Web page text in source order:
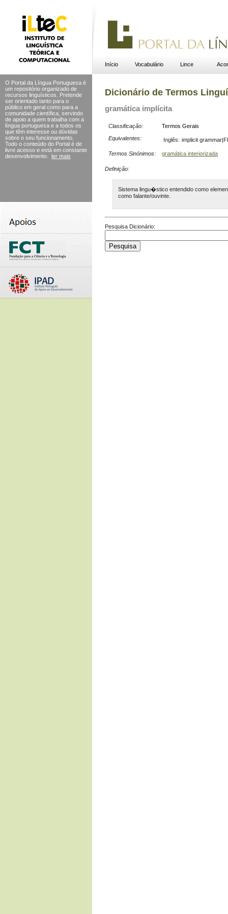
Início Vocabulário Lince
O Portal da Língua Portuguesa é
um repositório organizado de
recursos linguísticos. Pretende
ser orientado tanto para o
público em geral como para a
comunidade científica, servindo
de apoio a quem trabalha com a
língua portuguesa e a todos os
que têm interesse ou dúvidas
sobre o seu funcionamento.
Todo o conteúdo do Portal é de
livre acesso e está em constante
desenvolvimento.
ler mais
Dicionário de Termos
gramática implícita
Classificação:
Termos Gerais
Equivalentes:
Inglês: implicit
Termos Sinónimos: gramática interiorizada
Definição:
Sistema lingu�stico entendido como
como falante/ouvinte.
Pesquisa Dicionário: